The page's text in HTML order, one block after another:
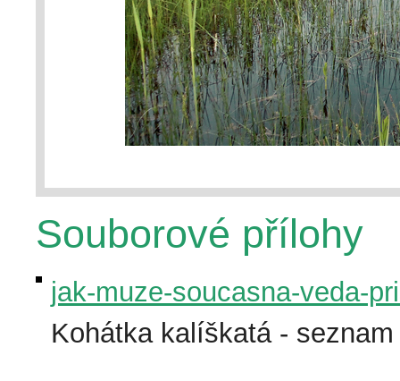
Souborové přílohy
jak-muze-soucasna-veda-
Kohátka kalíškatá -